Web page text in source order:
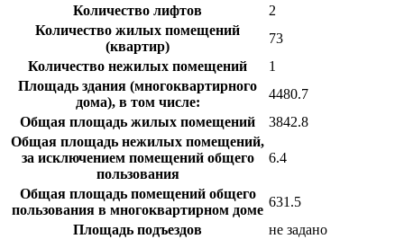
Количество лифтов
2
Количество жилых помещений
(квартир)
73
Количество нежилых помещений
1
Площадь здания (многоквартирного
дома), в том числе:
4480.7
Общая площадь жилых помещений
3842.8
Общая площадь нежилых помещений,
за исключением помещений общего
пользования
6.4
Общая площадь помещений общего
пользования в многоквартирном доме
631.5
Площадь подъездов
не задано